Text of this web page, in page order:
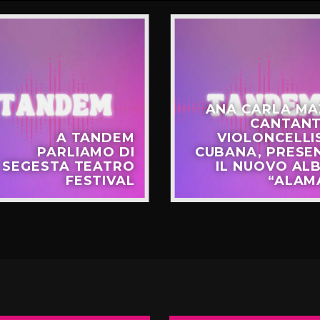
A TANDEM
PARLIAMO DI
SEGESTA TEATRO
FESTIVAL
ANA CARLA
CUBANA,
IL NUOVO